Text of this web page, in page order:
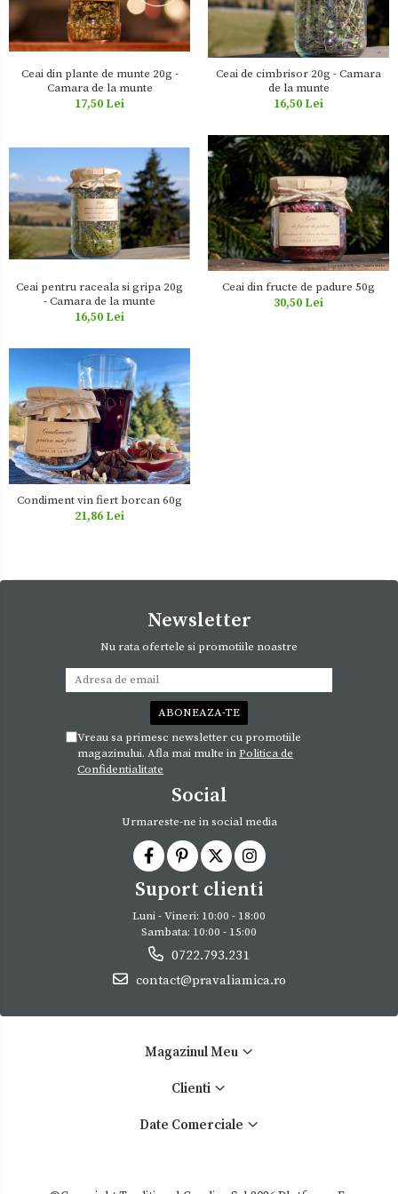
Zacusca
Ceai din plante de munte 20g -
Camara de la munte
17,50 Lei
Ceai de cimbrisor 20g - Camara
de la munte
16,50 Lei
Ceai pentru raceala si gripa 20g
- Camara de la munte
16,50 Lei
Ceai din fructe de padure 50g
30,50 Lei
Condiment vin fiert borcan 60g
21,86 Lei
Newsletter
Nu rata ofertele si promotiile noastre
Vreau sa primesc newsletter cu promotiile
magazinului. Afla mai multe inPolitica de
Confidentialitate
Social
Urmareste-ne in social media
Suport clienti
Luni - Vineri: 10:00 - 18:00
Sambata: 10:00 - 15:00
0722.793.231
contact@pravaliamica.ro
Magazinul Meu
Clienti
Date Comerciale